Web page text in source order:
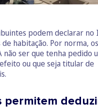
podem declarar no
habitação. Por norma,
não ser que tenha pedido
ou que seja titular de
permitem